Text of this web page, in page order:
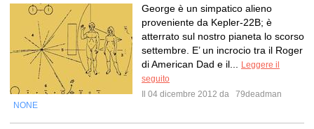
George è un simpatico alieno
proveniente da Kepler-22B; è
atterrato sul nostro pianeta lo scorso
settembre. E’ un incrocio tra il Roger
di American Dad e il...
Leggere il
seguito
Il 04 dicembre 2012 da
79deadman
NONE